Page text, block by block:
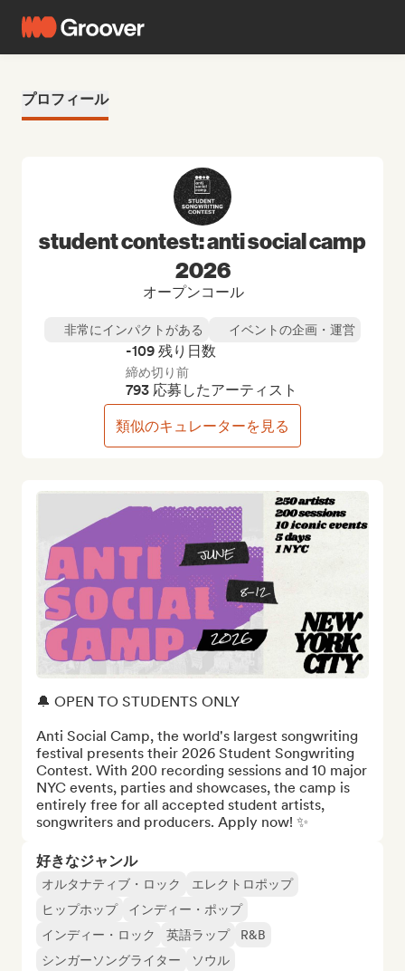
プロフィール
🔔 OPEN TO STUDENTS ONLY
Anti Social Camp, the world's largest songwriting
festival presents their 2026 Student Songwriting
Contest. With 200 recording sessions and 10 major
NYC events, parties and showcases, the camp is
entirely free for all accepted student artists,
songwriters and producers. Apply now! ✨
好きなジャンル
オルタナティブ・ロック
エレクトロポップ
ヒップホップ
インディー・ポップ
インディー・ロック
英語ラップ
R&B
シンガーソングライター
ソウル
student contest: anti social camp
2026
オープンコール
非常にインパクトがある イベントの企画・運営
-109 残り日数
締め切り前
793 応募したアーティスト
類似のキュレーターを見る